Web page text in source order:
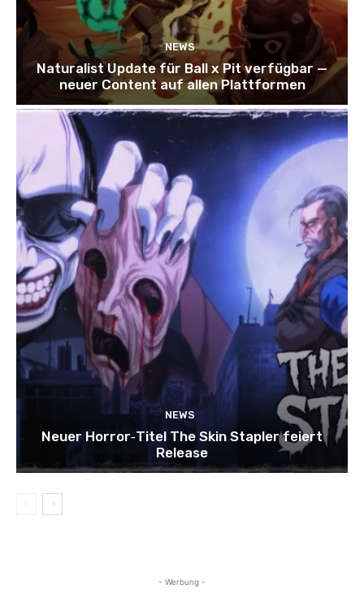
NEWS
Naturalist Update für Ball x Pit verfügbar —
neuer Content auf allen Plattformen
NEWS
Neuer Horror‑Titel The Skin Stapler feiert
Release
- Werbung -